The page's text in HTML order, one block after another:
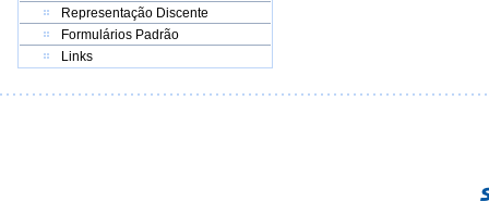
Representação Discente
Formulários Padrão
Links